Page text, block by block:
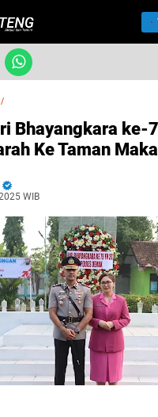
/
Bhayangkara ke-
Ke Taman
WIB